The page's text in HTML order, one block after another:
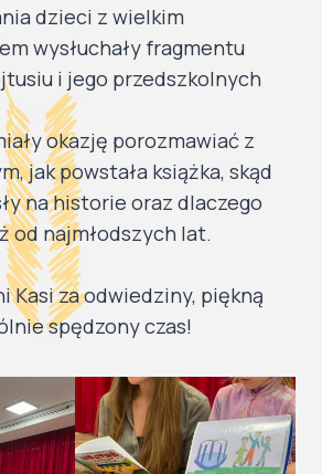
dzieci z wielkim
wysłuchały fragmentu
i jego przedszkolnych
okazję porozmawiać z
jak powstała książka, skąd
na historie oraz dlaczego
od najmłodszych lat.
Kasi za odwiedziny, piękną
spędzony czas!